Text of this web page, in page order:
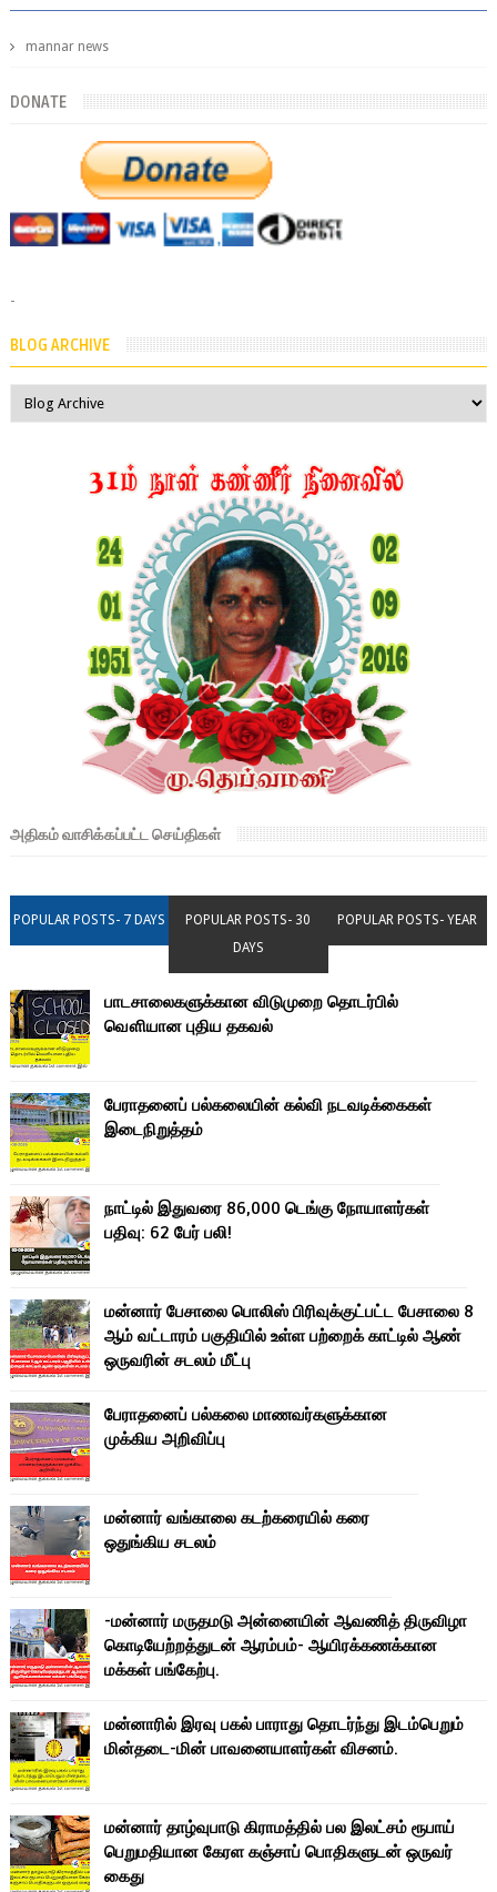
mannar news
DONATE
-
BLOG ARCHIVE
அதிகம் வாசிக்கப்பட்ட செய்திகள்
POPULAR POSTS- 7 DAYS
POPULAR POSTS- 30
DAYS
POPULAR POSTS- YEAR
பாடசாலைகளுக்கான விடுமுறை தொடர்பில்
வௌியான புதிய தகவல்
பேராதனைப் பல்கலையின் கல்வி நடவடிக்கைகள்
இடைநிறுத்தம்
நாட்டில் இதுவரை 86,000 டெங்கு நோயாளர்கள்
பதிவு: 62 பேர் பலி!
மன்னார் பேசாலை பொலிஸ் பிரிவுக்குட்பட்ட பேசாலை 8
ஆம் வட்டாரம் பகுதியில் உள்ள பற்றைக் காட்டில் ஆண்
ஒருவரின் சடலம் மீட்பு
பேராதனைப் பல்கலை மாணவர்களுக்கான
முக்கிய அறிவிப்பு
மன்னார் வங்காலை கடற்கரையில் கரை
ஒதுங்கிய சடலம்
-மன்னார் மருதமடு அன்னையின் ஆவணித் திருவிழா
கொடியேற்றத்துடன் ஆரம்பம்- ஆயிரக்கணக்கான
மக்கள் பங்கேற்பு.
மன்னாரில் இரவு பகல் பாராது தொடர்ந்து இடம்பெறும்
மின்தடை-மின் பாவனையாளர்கள் விசனம்.
மன்னார் தாழ்வுபாடு கிராமத்தில் பல இலட்சம் ரூபாய்
பெறுமதியான கேரள கஞ்சாப் பொதிகளுடன் ஒருவர்
கைது